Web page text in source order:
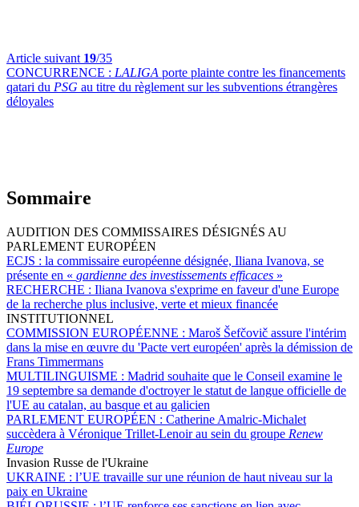
Article suivant 19/35
CONCURRENCE : LALIGA porte plainte contre les financements
qatari du PSG au titre du règlement sur les subventions étrangères
déloyales
Sommaire
AUDITION DES COMMISSAIRES DÉSIGNÉS AU
PARLEMENT EUROPÉEN
ECJS : la commissaire européenne désignée, Iliana Ivanova, se
présente en « gardienne des investissements efficaces »
RECHERCHE : Iliana Ivanova s'exprime en faveur d'une Europe
de la recherche plus inclusive, verte et mieux financée
INSTITUTIONNEL
COMMISSION EUROPÉENNE : Maroš Šefčovič assure l'intérim
dans la mise en œuvre du 'Pacte vert européen' après la démission de
Frans Timmermans
MULTILINGUISME : Madrid souhaite que le Conseil examine le
19 septembre sa demande d'octroyer le statut de langue officielle de
l'UE au catalan, au basque et au galicien
PARLEMENT EUROPÉEN : Catherine Amalric-Michalet
succèdera à Véronique Trillet-Lenoir au sein du groupe Renew
Europe
Invasion Russe de l'Ukraine
UKRAINE : l’UE travaille sur une réunion de haut niveau sur la
paix en Ukraine